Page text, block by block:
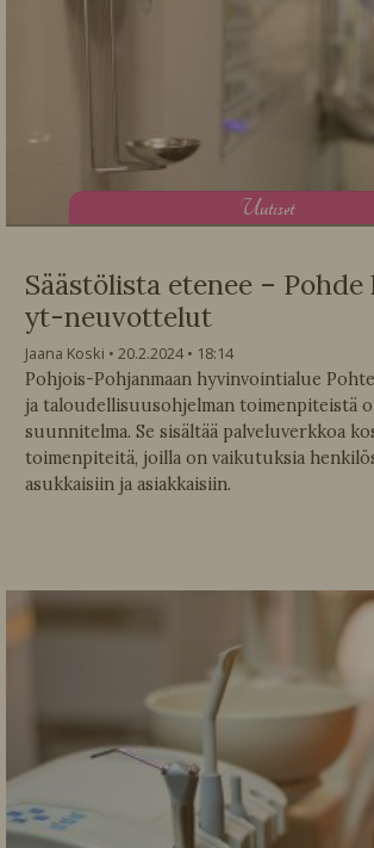
Uutiset
Säästölista etenee –
yt-neuvottelut
Jaana Koski 20.2.2024
18:14
Pohjois-Pohjanmaan hyvinvointialue
ja taloudellisuusohjelman toimenpiteistä
suunnitelma. Se sisältää palveluverkkoa
toimenpiteitä, joilla on vaikutuksia
asukkaisiin ja asiakkaisiin.